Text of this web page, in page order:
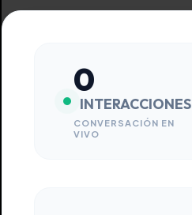
0
INTERACCIONES
CONVERSACIÓN EN
VIVO